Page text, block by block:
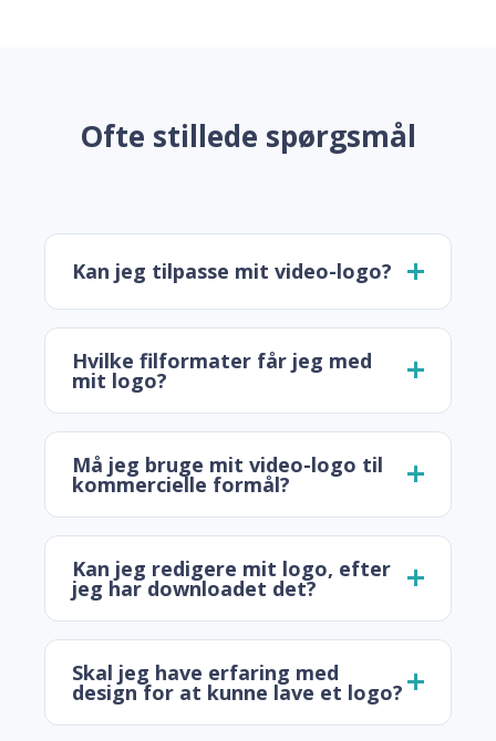
Ofte stillede spørgsmål
Kan jeg tilpasse mit video-logo?
Hvilke filformater får jeg med
mit logo?
Må jeg bruge mit video-logo til
kommercielle formål?
Kan jeg redigere mit logo, efter
jeg har downloadet det?
Skal jeg have erfaring med
design for at kunne lave et logo?